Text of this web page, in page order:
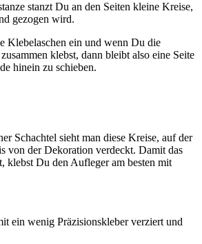
stanzt Du an den Seiten kleine Kreise,
gezogen wird.
Klebelaschen ein und wenn Du die
klebst, dann bleibt also eine Seite
hinein zu schieben.
Schachtel sieht man diese Kreise, auf der
von der Dekoration verdeckt. Damit das
klebst Du den Aufleger am besten mit
ein wenig Präzisionskleber verziert und